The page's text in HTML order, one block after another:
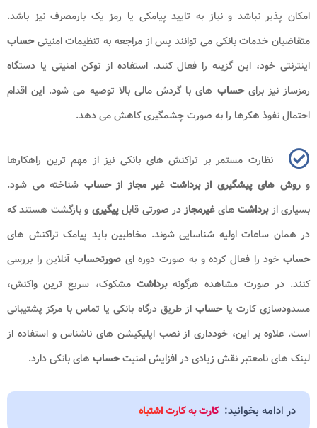
امکان پذیر نباشد و نیاز به تایید پیامکی یا رمز یک بارمصرف نیز باشد.
متقاضیان خدمات بانکی می توانند پس از مراجعه به تنظیمات امنیتیحساب
اینترنتی خود، این گزینه را فعال کنند. استفاده از توکن امنیتی یا دستگاه
رمزساز نیز برایحساب های با گردش مالی بالا توصیه می شود. این اقدام
احتمال نفوذ هکرها را به صورت چشمگیری کاهش می دهد.
نظارت مستمر بر تراکنش های بانکی نیز از مهم ترین راهکارها
وروش های پیشگیری از برداشت غیر مجاز از حساب شناخته می شود.
بسیاری ازبرداشت هایغیرمجازدر صورتی قابلپیگیری و بازگشت هستند که
در همان ساعات اولیه شناسایی شوند. مخاطبین باید پیامک تراکنش های
حساب خود را فعال کرده و به صورت دوره ای صورتحساب آنلاین را بررسی
کنند. در صورت مشاهده هرگونهبرداشتمشکوک، سریع ترین واکنش،
مسدودسازی کارت یاحساب از طریق درگاه بانکی یا تماس با مرکز پشتیبانی
است. علاوه بر این، خودداری از نصب اپلیکیشن های ناشناس و استفاده از
لینک های نامعتبر نقش زیادی در افزایش امنیتحساب های بانکی دارد.
در ادامه بخوانید: کارت به کارت اشتباه